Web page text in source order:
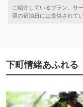
下町情緒あふれる